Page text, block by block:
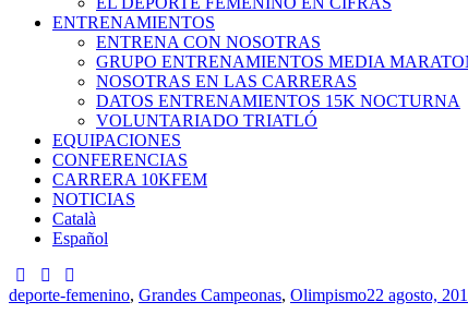
ENTRENAMIENTOS
ENTRENA CON NOSOTRAS
GRUPO ENTRENAMIENTOS MEDIA
NOSOTRAS EN LAS CARRERAS
DATOS ENTRENAMIENTOS 15K NOCTURNA
VOLUNTARIADO TRIATLÓ
EQUIPACIONES
CONFERENCIAS
CARRERA 10KFEM
NOTICIAS
Català
Español
deporte-femenino, Grandes Campeonas, Olimpismo22 agosto,